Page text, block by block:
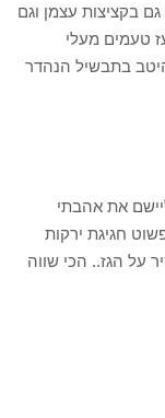
בקציצות עצמן וגם
טעמים מעלי
בתבשיל הנהדר
את אהבתי
חגיגת ירקות
על הגז.. הכי שווה